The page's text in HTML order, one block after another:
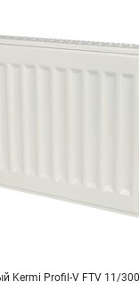
Kermi Profil-V FTV 11/